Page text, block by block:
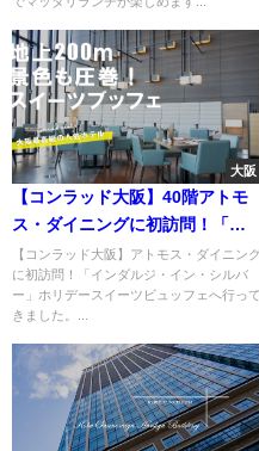
大阪
【コンラッド大阪】40階アトモ
ス・ダイニングに初訪問！「イ
ンダルジ・イン・シルバー」ホ
リデースイーツビュッフェ
【コンラッド大阪】アトモス・ダイニン
に初訪問！「インダルジ・イン・シルバ
ー」ホリデースイーツビュッフェへ行って
きました。...